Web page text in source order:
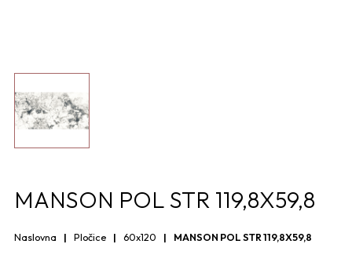
MANSON POL STR 119,8X59,8
Naslovna Pločice 60x120 MANSON POL STR 119,8X59,8